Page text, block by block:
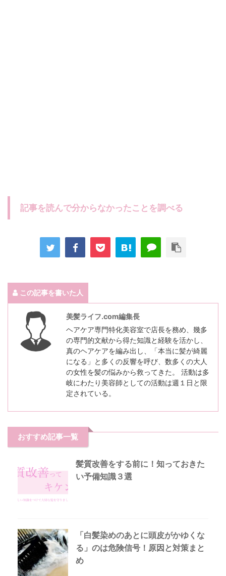
記事を読んで分からなかったことを調べる
この記事を書いた人
美髪ライフ.com編集長
ヘアケア専門特化美容室で店長を務め、幾多
の専門的文献から得た知識と経験を活かし、
真のヘアケアを編み出し、「本当に髪が綺麗
になる」と多くの反響を呼び、数多くの大人
の女性を髪の悩みから救ってきた。 活動は多
岐にわたり美容師としての活動は週１日と限
定されている。
おすすめ記事一覧
髪質改善をする前に！知っておきた
い予備知識３選
「白髪染めのあとに頭皮がかゆくな
る」のは危険信号！原因と対策まと
め